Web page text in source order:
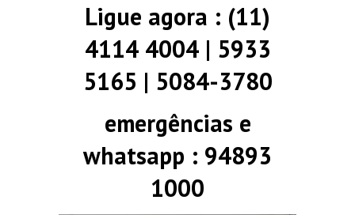
Ligue agora : (11)
4114 4004 | 5933
5165 | 5084-3780
emergências e
whatsapp : 94893
1000